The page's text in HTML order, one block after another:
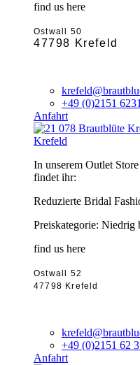
find us here
Ostwall 50
47798 Krefeld
+49 (0)2151
Anfahrt
Krefeld
In unserem Outlet Store
findet ihr:
Reduzierte Bridal
Preiskategorie: Niedrig
find us here
Ostwall 52
47798 Krefeld
+49 (0)2151 62
Anfahrt